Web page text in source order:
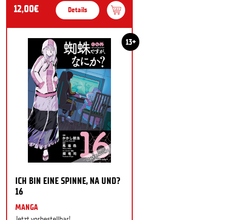
12,00€ Details
13+
ICH BIN EINE SPINNE, NA UND?
16
MANGA